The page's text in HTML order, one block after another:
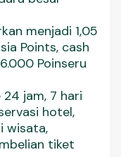
menjadi 1,05
Points, cash
Poinseru
24 jam, 7 hari
hotel,
wisata,
tiket